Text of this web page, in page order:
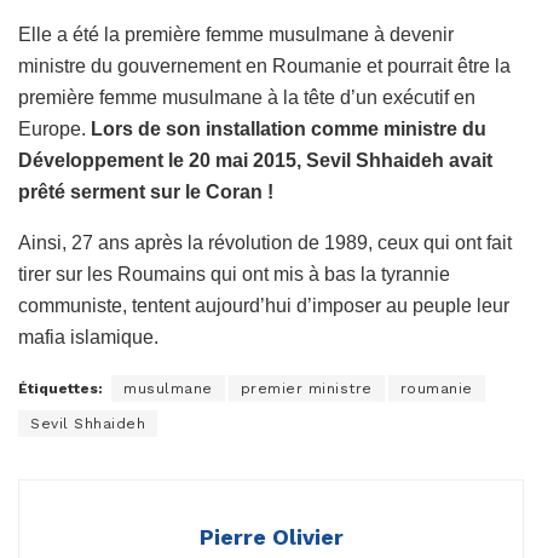
Elle a été la première femme musulmane à devenir
ministre du gouvernement en Roumanie et pourrait être la
première femme musulmane à la tête d’un exécutif en
Europe. Lors de son installation comme ministre du
Développement le 20 mai 2015, Sevil Shhaideh avait
prêté serment sur le Coran !
Ainsi, 27 ans après la révolution de 1989, ceux qui ont fait
tirer sur les Roumains qui ont mis à bas la tyrannie
communiste, tentent aujourd’hui d’imposer au peuple leur
mafia islamique.
Étiquettes: musulmane premier ministre roumanie
Sevil Shhaideh
Pierre Olivier